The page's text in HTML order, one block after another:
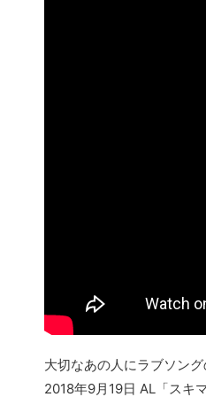
大切なあの人にラブソン
2018年9月19日 AL「スキ